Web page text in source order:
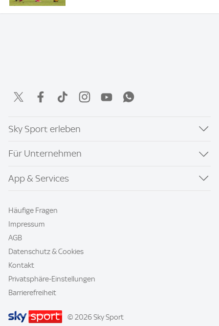
Sky Sport erleben
Für Unternehmen
App & Services
Häufige Fragen
Impressum
AGB
Datenschutz & Cookies
Kontakt
Privatsphäre-Einstellungen
Barrierefreiheit
© 2026 Sky Sport